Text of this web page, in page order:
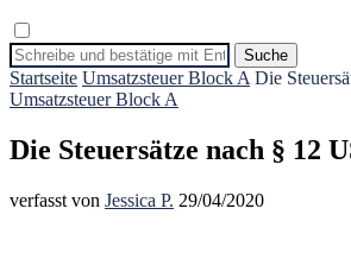
Suche
Startseite Umsatzsteuer Block A Die
Umsatzsteuer Block A
Die Steuersätze nach § 12
verfasst von Jessica P. 29/04/2020